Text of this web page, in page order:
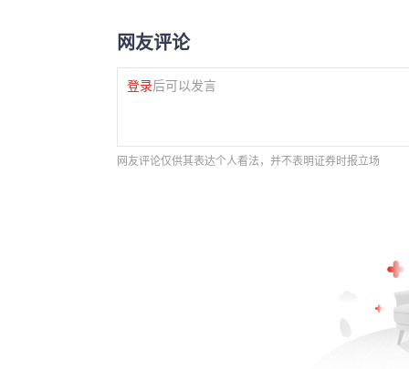
网友评论
登录后可以发言
网友评论仅供其表达个人看法，并不表明证券时报立场